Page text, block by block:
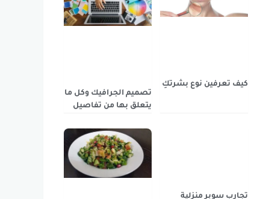
كيف تعرفين نوع بشرتكِ
تصميم الجرافيك وكل ما
يتعلق بها من تفاصيل
تجارب سوبر منزلية